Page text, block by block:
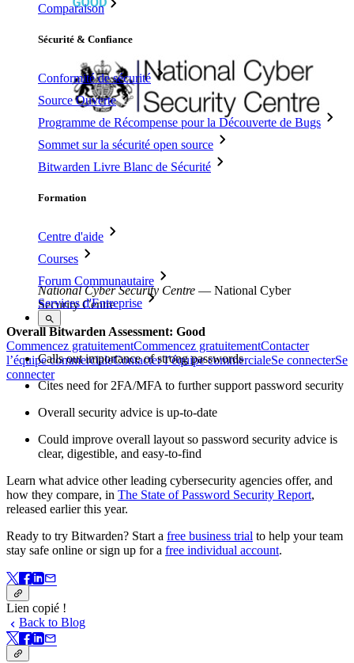
Comparaison
Sécurité & Confiance
Conformité de sécurité
Source Ouverte
Programme de Récompense pour la Découverte de Bugs
Sommet sur la sécurité open source
Bitwarden Livre Blanc de Sécurité
Formation
Centre d'aide
Courses
Forum Communautaire
Services d'Entreprise
Commencez gratuitementCommencez gratuitementContacter
l’équipe commercialeContacter l’équipe commercialeSe connecterSe
connecter
National Cyber Security Centre — National Cyber
Security Centre
Overall Bitwarden Assessment: Good
Calls out importance of strong passwords
Cites need for 2FA/MFA to further support password security
Overall security advice is up-to-date
Could improve overall layout so password security advice is
clear, digestible, and easy-to-find
Learn what advice other leading cybersecurity agencies offer, and
how they compare, in The State of Password Security Report,
released earlier this year.
Ready to try Bitwarden? Start a free business trial to help your team
stay safe online or sign up for a free individual account.
Lien copié !
Back to Blog